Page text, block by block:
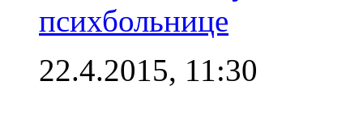
психбольнице
22.4.2015, 11:30